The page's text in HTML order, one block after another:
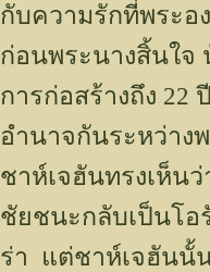
กับความรักที่พระอ
ก่อนพระนางสิ้นใจ
การก่อสร้างถึง 22
อำนาจกันระหว่าง
ชาห์เจฮันทรงเห็น
ชัยชนะกลับเป็นโอ
ร่า แต่ชาห์เจฮันนั้